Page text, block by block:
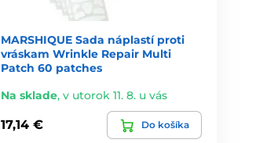
MARSHIQUE Sada náplastí proti
vráskam Wrinkle Repair Multi
Patch 60 patches
Na sklade,v utorok 11. 8. u vás
17,14 € Do košíka